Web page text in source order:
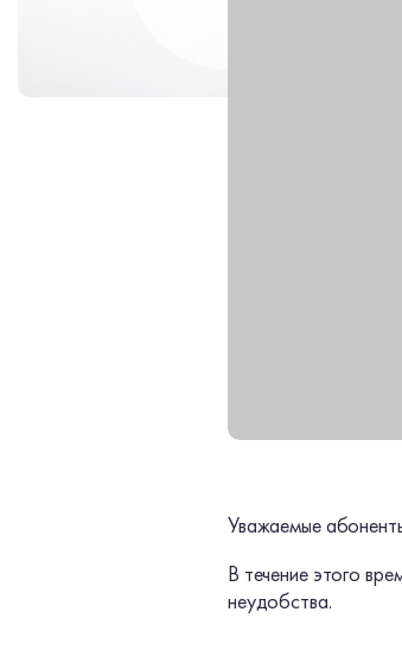
Уважаемые
В течение этого
неудобства.